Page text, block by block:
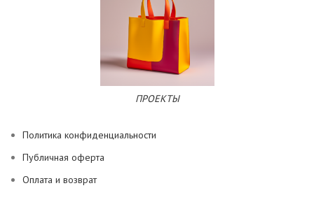
ПРОЕКТЫ
Политика конфиденциальности
Публичная оферта
Оплата и возврат